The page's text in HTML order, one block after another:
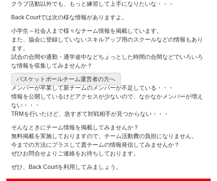
クラブ活動以外でも、もっと練習して上手になりたいな・・・
Back Courtでは次の様な情報がありますよ。
小学生～社会人まで様々なチーム情報を掲載しています。
また、協会に登録していないスキルアップ用のスクールなどの情報もあり
ます。
試合の合間や通勤・通学途中などちょっとした時間の合間などでいろいろ
な情報を収集してみませんか？
バスケットボールチーム運営者の方へ
メンバーが卒業して新チームのメンバーが不足している・・・
情報を公開しているけどアクセスが少ないので、なかなかメンバーが増え
ない・・・
TRMを行いたけど、急すぎて対戦相手が見つからない・・・
そんなときにチーム情報を掲載してみませんか？
無料掲載を実施しておりますので、チーム活動費の負担になりません。
今までの方法にプラスして貴チームの情報発信してみませんか？
ぜひお問合せよりご連絡をお待ちしております。
ぜひ、Back Courtを利用してみましょう。